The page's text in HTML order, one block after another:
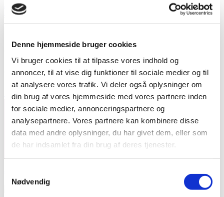
Denne hjemmeside bruger cookies
Vi bruger cookies til at tilpasse vores indhold og
annoncer, til at vise dig funktioner til sociale medier og til
at analysere vores trafik. Vi deler også oplysninger om
din brug af vores hjemmeside med vores partnere inden
for sociale medier, annonceringspartnere og
analysepartnere. Vores partnere kan kombinere disse
data med andre oplysninger, du har givet dem, eller som
de har indsamlet fra din brug af deres tjenester.
Nødvendig
Anniina
Blog
do we begin to find ourselves.
(Henry David Thoreau)
FacebookEmail